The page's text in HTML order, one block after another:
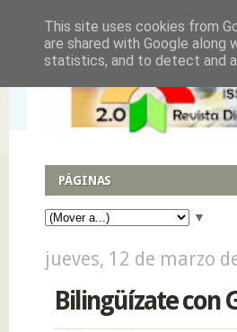
PÁGINAS
▼
jueves, 12 de marzo
Bilingüízate con
This site uses cookies from
are shared with Google
statistics, and to detect and